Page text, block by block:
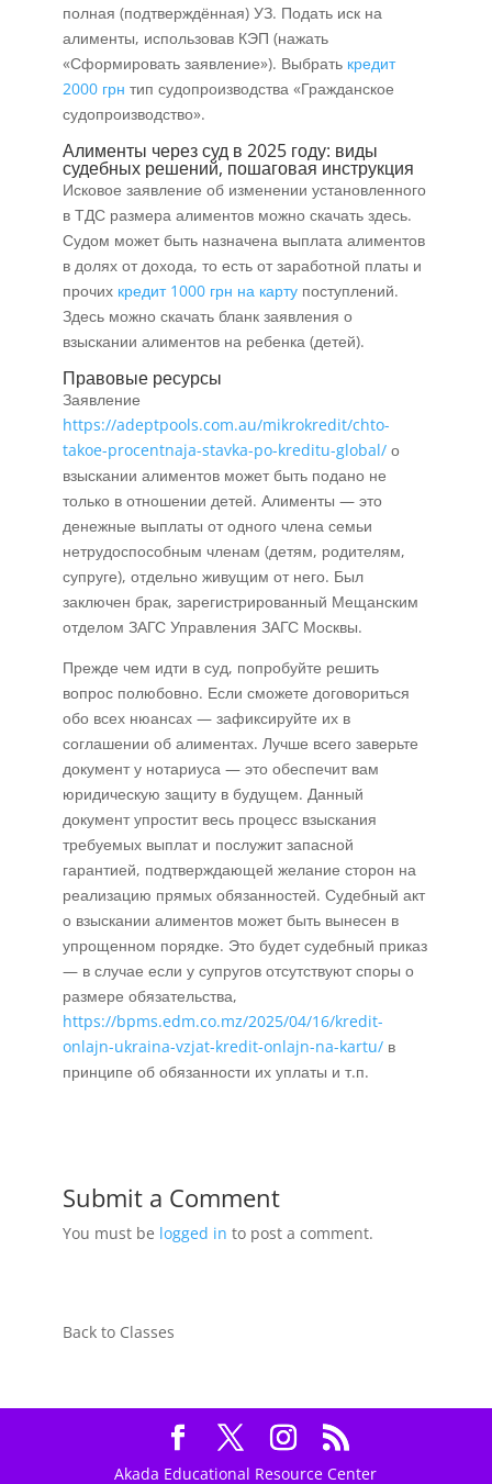
полная (подтверждённая) УЗ. Подать иск на
алименты, использовав КЭП (нажать
«Сформировать заявление»). Выбрать кредит
2000 грн тип судопроизводства «Гражданское
судопроизводство».
Алименты через суд в 2025 году: виды
судебных решений, пошаговая инструкция
Исковое заявление об изменении установленного
в ТДС размера алиментов можно скачать здесь.
Судом может быть назначена выплата алиментов
в долях от дохода, то есть от заработной платы и
прочих кредит 1000 грн на картупоступлений.
Здесь можно скачать бланк заявления о
взыскании алиментов на ребенка (детей).
Правовые ресурсы
Заявление
https://adeptpools.com.au/mikrokredit/chto-
takoe-procentnaja-stavka-po-kreditu-global/о
взыскании алиментов может быть подано не
только в отношении детей. Алименты — это
денежные выплаты от одного члена семьи
нетрудоспособным членам (детям, родителям,
супруге), отдельно живущим от него. Был
заключен брак, зарегистрированный Мещанским
отделом ЗАГС Управления ЗАГС Москвы.
Прежде чем идти в суд, попробуйте решить
вопрос полюбовно. Если сможете договориться
обо всех нюансах — зафиксируйте их в
соглашении об алиментах. Лучше всего заверьте
документ у нотариуса — это обеспечит вам
юридическую защиту в будущем. Данный
документ упростит весь процесс взыскания
требуемых выплат и послужит запасной
гарантией, подтверждающей желание сторон на
реализацию прямых обязанностей. Судебный акт
о взыскании алиментов может быть вынесен в
упрощенном порядке. Это будет судебный приказ
— в случае если у супругов отсутствуют споры о
размере обязательства,
https://bpms.edm.co.mz/2025/04/16/kredit-
onlajn-ukraina-vzjat-kredit-onlajn-na-kartu/в
принципе об обязанности их уплаты и т.п.
Submit a Comment
You must be logged in to post a comment.
Back to Classes
Akada Educational Resource Center